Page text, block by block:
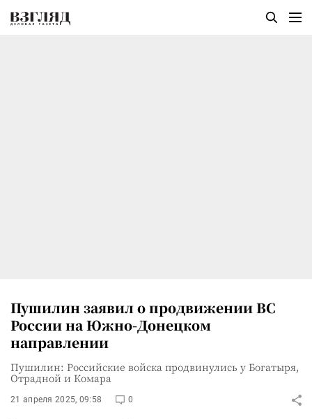
Пушилин заявил о продвижении ВС
России на Южно-Донецком
направлении
Пушилин: Российские войска продвинулись у Богатыря,
Отрадной и Комара
21 апреля 2025, 09:58 0